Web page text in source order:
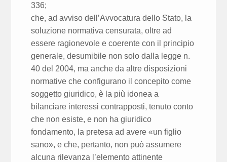
336;
che, ad avviso dell’Avvocatura dello Stato, la
soluzione normativa censurata, oltre ad
essere ragionevole e coerente con il principio
generale, desumibile non solo dalla legge n.
40 del 2004, ma anche da altre disposizioni
normative che configurano il concepito come
soggetto giuridico, è la più idonea a
bilanciare interessi contrapposti, tenuto conto
che non esiste, e non ha giuridico
fondamento, la pretesa ad avere «un figlio
sano», e che, pertanto, non può assumere
alcuna rilevanza l’elemento attinente